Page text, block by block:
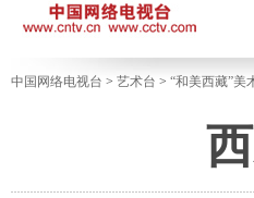
中国网络电视台 > 艺术台 > “和美西藏”美